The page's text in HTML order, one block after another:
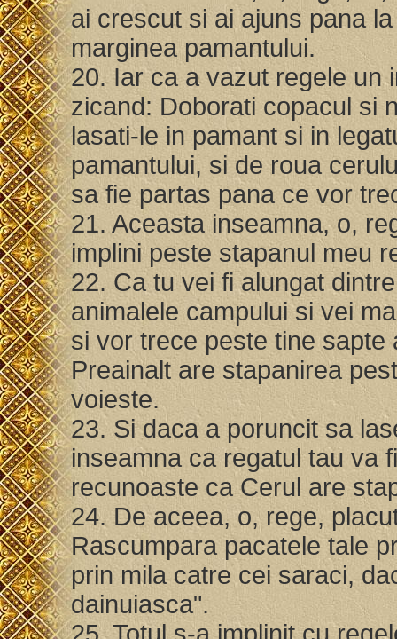
ai crescut si ai ajuns pana
marginea pamantului.
20. Iar ca a vazut regele un
zicand: Doborati copacul si
lasati-le in pamant si in
pamantului, si de roua
sa fie partas pana ce vor
21. Aceasta inseamna, o,
implini peste stapanul meu
22. Ca tu vei fi alungat
animalele campului si vei
si vor trece peste tine
Preainalt are stapanirea
voieste.
23. Si daca a poruncit sa
inseamna ca regatul tau va
recunoaste ca Cerul are
24. De aceea, o, rege,
Rascumpara pacatele tale
prin mila catre cei saraci,
dainuiasca".